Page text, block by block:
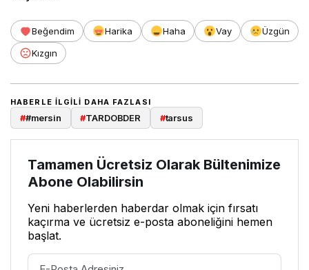
Beğendim Harika Haha Vay
Üzgün
Kızgın
HABERLE ILGILI DAHA FAZLASI
##mersin #TARDOBDER #tarsus
Tamamen Ücretsiz Olarak Bültenimize
Abone Olabilirsin
Yeni haberlerden haberdar olmak için fırsatı
kaçırma ve ücretsiz e-posta aboneliğini hemen
başlat.